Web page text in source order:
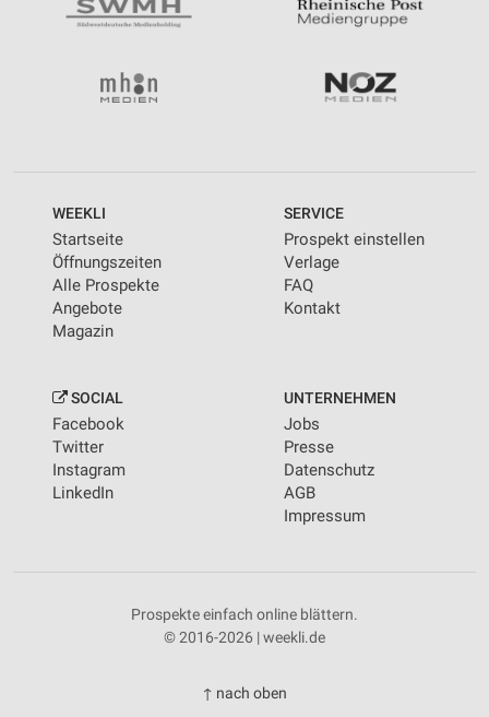
WEEKLI
Startseite
Öffnungszeiten
Alle Prospekte
Angebote
Magazin
SERVICE
Prospekt einstellen
Verlage
FAQ
Kontakt
SOCIAL
Facebook
Twitter
Instagram
LinkedIn
UNTERNEHMEN
Jobs
Presse
Datenschutz
AGB
Impressum
Prospekte einfach online blättern.
© 2016-2026 | weekli.de
↑ nach oben